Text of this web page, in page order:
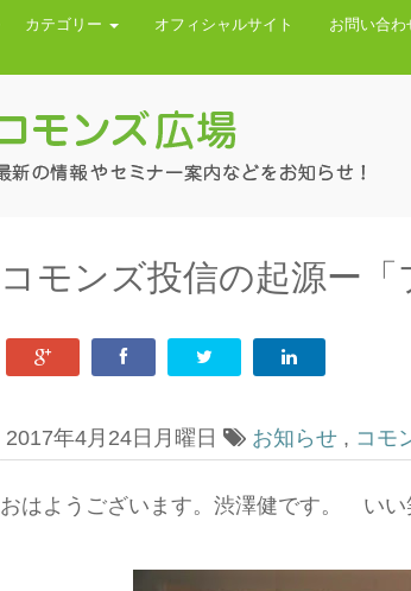
カテゴリー オフィシャルサイト お問い合わ
コモンズ投信の起源ー「
2017年4月24日月曜日 お知らせ , コモ
おはようございます。渋澤健です。 い